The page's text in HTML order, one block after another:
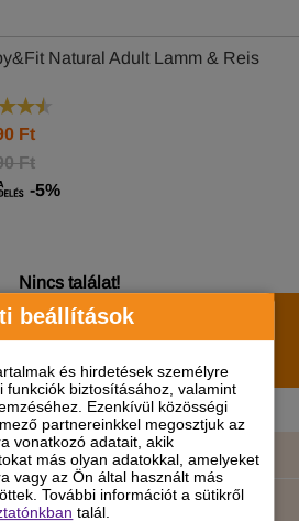
beállítások
és hirdetések személyre
funkciók biztosításához, valamint
Ezenkívül közösségi
partnereinkkel megosztjuk az
vonatkozó adatait, akik
más olyan adatokkal, amelyeket
vagy az Ön által használt más
További információt a sütikről
talál.
Natural Adult Lamm & Reis
Ft
Ft
-5%
Nincs találat!
Értesülj elsőként a
hírekről, akciókról!